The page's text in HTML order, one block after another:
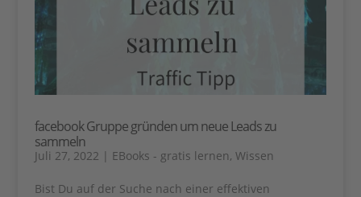
facebook Gruppe gründen um neue Leads zu
sammeln
Juli 27, 2022 | EBooks - gratis lernen, Wissen
Bist Du auf der Suche nach einer effektiven